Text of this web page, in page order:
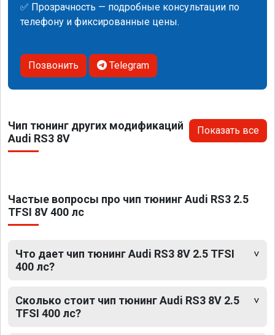
✅ Прозрачность — подробные консультации по
телефону и фиксированные цены.
Позвонить Telegram
Чип тюнинг других модификаций
Audi RS3 8V
Показать все
Частые вопросы про чип тюнинг Audi RS3 2.5
TFSI 8V 400 лс
Что дает чип тюнинг Audi RS3 8V 2.5 TFSI
400 лс?
Сколько стоит чип тюнинг Audi RS3 8V 2.5
TFSI 400 лс?